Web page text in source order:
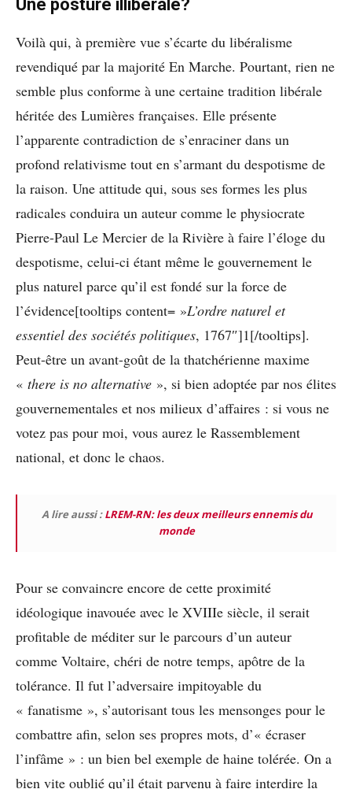
Une posture illibérale?
Voilà qui, à première vue s’écarte du libéralisme
revendiqué par la majorité En Marche. Pourtant, rien ne
semble plus conforme à une certaine tradition libérale
héritée des Lumières françaises. Elle présente
l’apparente contradiction de s’enraciner dans un
profond relativisme tout en s’armant du despotisme de
la raison. Une attitude qui, sous ses formes les plus
radicales conduira un auteur comme le physiocrate
Pierre-Paul Le Mercier de la Rivière à faire l’éloge du
despotisme, celui-ci étant même le gouvernement le
plus naturel parce qu’il est fondé sur la force de
l’évidence[tooltips content= »L’ordre naturel et
essentiel des sociétés politiques, 1767″]1[/tooltips].
Peut-être un avant-goût de la thatchérienne maxime
« there is no alternative », si bien adoptée par nos élites
gouvernementales et nos milieux d’affaires : si vous ne
votez pas pour moi, vous aurez le Rassemblement
national, et donc le chaos.
A lire aussi :LREM-RN: les deux meilleurs ennemis du
monde
Pour se convaincre encore de cette proximité
idéologique inavouée avec le XVIIIe siècle, il serait
profitable de méditer sur le parcours d’un auteur
comme Voltaire, chéri de notre temps, apôtre de la
tolérance. Il fut l’adversaire impitoyable du
« fanatisme », s’autorisant tous les mensonges pour le
combattre afin, selon ses propres mots, d’« écraser
l’infâme » : un bien bel exemple de haine tolérée. On a
bien vite oublié qu’il était parvenu à faire interdire la